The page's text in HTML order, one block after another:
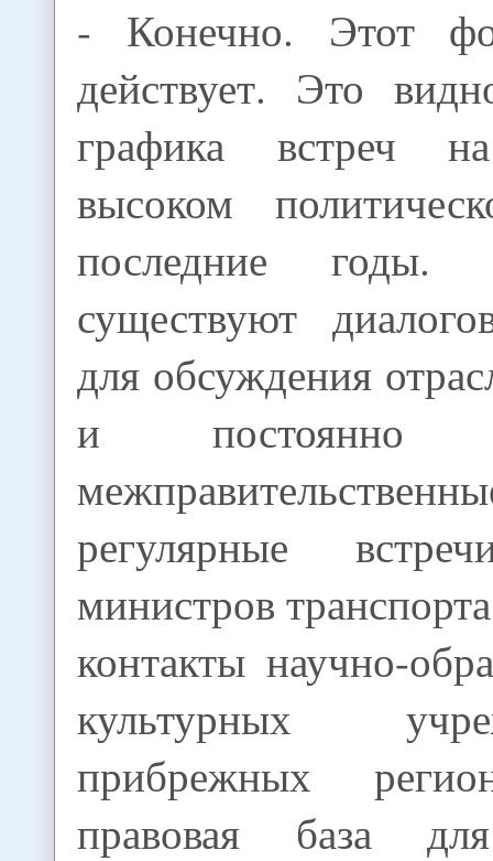
- Конечно. Этот
действует. Это
графика встреч
высоком
последние годы.
существуют
для обсуждения
и постоянно
регулярные
министров
контакты научно-
культурных
прибрежных
правовая база